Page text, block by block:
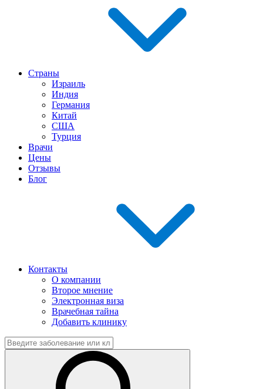
Страны
Израиль
Индия
Германия
Китай
США
Турция
Врачи
Цены
Отзывы
Блог
Контакты
О компании
Второе мнение
Электронная виза
Врачебная тайна
Добавить клинику